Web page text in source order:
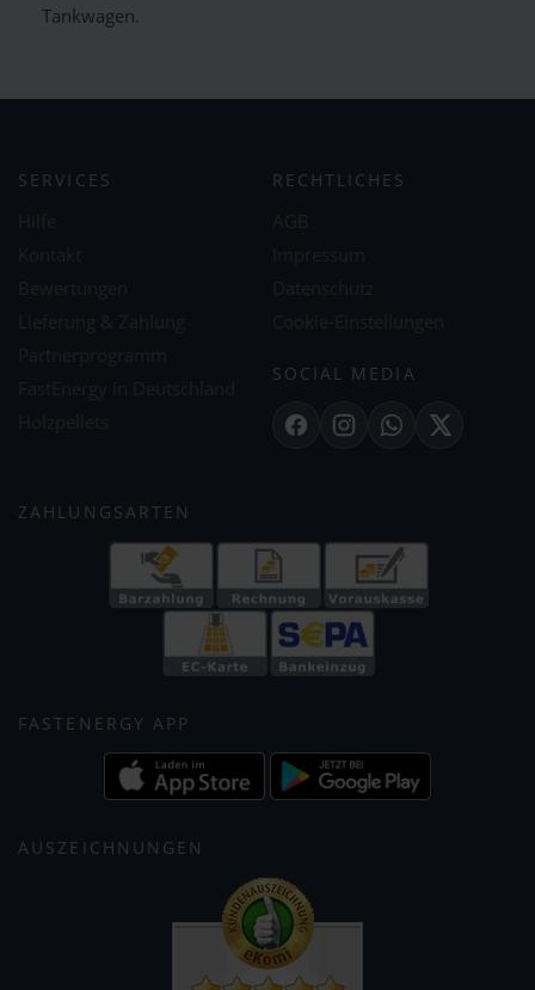
Tankwagen.
SERVICES RECHTLICHES
SOCIAL MEDIA
FacebookInstagramWhatsApp
X
ZAHLUNGSARTEN
FASTENERGY APP
AUSZEICHNUNGEN